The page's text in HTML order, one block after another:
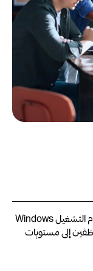
تقدم HP مجموعة من 26 ميزة إضافية في نظام التشغيل Windows
إلى مستويات